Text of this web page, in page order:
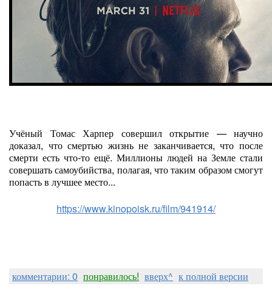
Учёный Томас Харпер совершил открытие — научно
доказал, что смертью жизнь не заканчивается, что после
смерти есть что-то ещё. Миллионы людей на Земле стали
совершать самоубийства, полагая, что таким образом смогут
попасть в лучшее место...
https://www.kinopoisk.ru/film/941914/
комментарии: 0 понравилось! вверх^ к полной версии